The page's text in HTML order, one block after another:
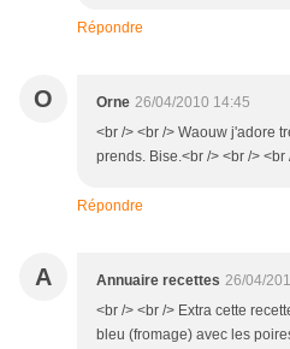
Répondre
O Orne 26/04/2010 14:45
<br /> <br /> Waouw j'adore
prends. Bise.<br /> <br /> <br
Répondre
A Annuaire recettes 26/04/
<br /> <br /> Extra cette
bleu (fromage) avec les